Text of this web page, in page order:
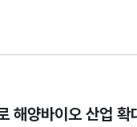
(유럽 기능성식품 시장,